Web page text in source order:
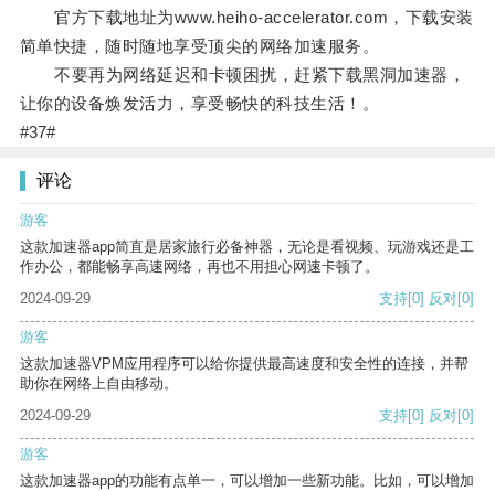
官方下载地址为www.heiho-accelerator.com，下载安装
简单快捷，随时随地享受顶尖的网络加速服务。
不要再为网络延迟和卡顿困扰，赶紧下载黑洞加速器，
让你的设备焕发活力，享受畅快的科技生活！。
#37#
评论
游客
这款加速器app简直是居家旅行必备神器，无论是看视频、玩游戏还是工
作办公，都能畅享高速网络，再也不用担心网速卡顿了。
2024-09-29
支持[0] 反对[0]
游客
这款加速器VPM应用程序可以给你提供最高速度和安全性的连接，并帮
助你在网络上自由移动。
2024-09-29
支持[0] 反对[0]
游客
这款加速器app的功能有点单一，可以增加一些新功能。比如，可以增加